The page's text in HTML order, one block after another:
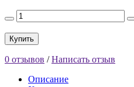
Купить
0 отзывов /Написать отзыв
Описание